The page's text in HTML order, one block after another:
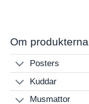
Om produkterna
Posters
Kuddar
Musmattor